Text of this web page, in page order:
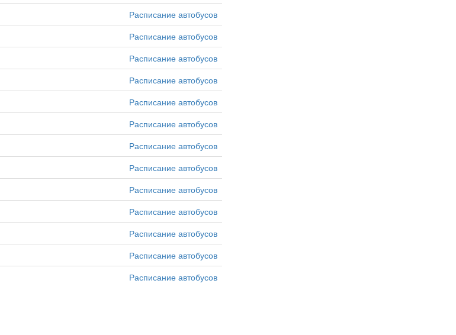
Расписание автобусов
Расписание автобусов
Расписание автобусов
Расписание автобусов
Расписание автобусов
Расписание автобусов
Расписание автобусов
Расписание автобусов
Расписание автобусов
Расписание автобусов
Расписание автобусов
Расписание автобусов
Расписание автобусов